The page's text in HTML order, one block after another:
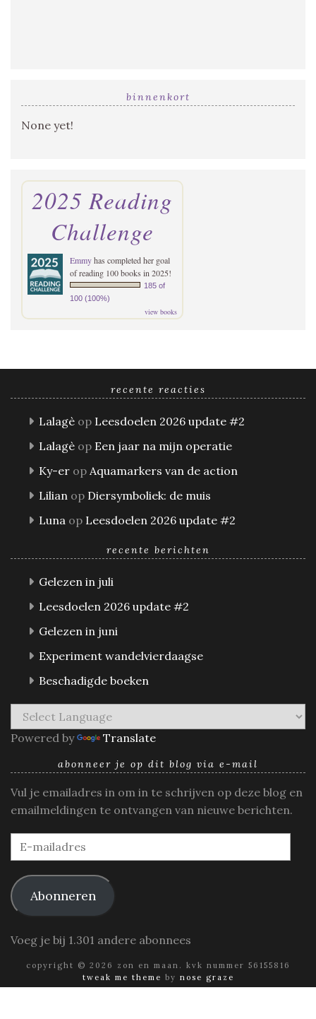
binnenkort
None yet!
2025 Reading
Challenge
Emmyhas completed her goal
of reading 100 books in 2025!
185 of
100 (100%)
view books
recente reacties
Lalagè op Leesdoelen 2026 update #2
Lalagè op Een jaar na mijn operatie
Ky-er op Aquamarkers van de action
Lilian op Diersymboliek: de muis
Luna op Leesdoelen 2026 update #2
recente berichten
Gelezen in juli
Leesdoelen 2026 update #2
Gelezen in juni
Experiment wandelvierdaagse
Beschadigde boeken
Powered by Translate
abonneer je op dit blog via e-mail
Vul je emailadres in om in te schrijven op deze blog en
emailmeldingen te ontvangen van nieuwe berichten.
E-
mailadres
Abonneren
Voeg je bij 1.301 andere abonnees
copyright © 2026 zon en maan. kvk nummer 56155816
tweak me theme by nose graze